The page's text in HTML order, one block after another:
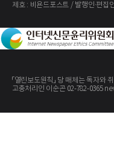
제호 : 비욘드포스트 / 발행인·편
Copyright ©The BeyondPost.
「열린보도원칙」 당 매체는 독자
고충처리인 이순곤 02-782-0365